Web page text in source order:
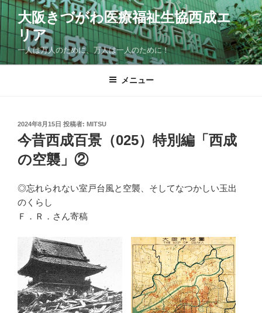
コ
ン
テ
ン
ツ
大阪きづがわ医療福祉生協西成エ
リア
一人は万人のために、万人は一人のために！
メニュー
投
稿
日:
2024年8月15日 投稿者: MITSU
今昔西成百景（025）特別編「西成
の空襲」②
◎忘れられない室戸台風と空襲、そしてなつかしい玉出
のくらし
Ｆ．Ｒ．さん寄稿